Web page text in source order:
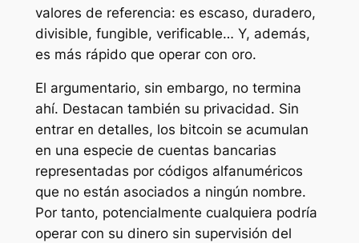
valores de referencia: es escaso, duradero,
divisible, fungible, verificable… Y, además,
es más rápido que operar con oro.
El argumentario, sin embargo, no termina
ahí. Destacan también su privacidad. Sin
entrar en detalles, los bitcoin se acumulan
en una especie de cuentas bancarias
representadas por códigos alfanuméricos
que no están asociados a ningún nombre.
Por tanto, potencialmente cualquiera podría
operar con su dinero sin supervisión del